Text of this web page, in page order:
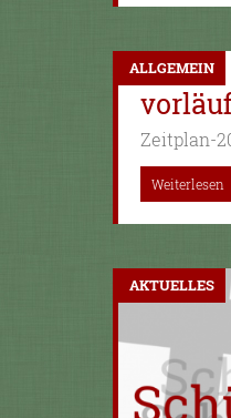
ALLGEMEIN
Zeitplan-
Weiterlesen
AKTUELLES